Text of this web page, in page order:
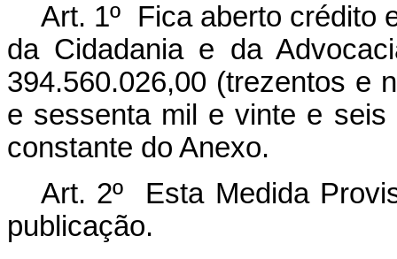
Art. 1º Fica aberto crédito
da Cidadania e da
394.560.026,00 (trezentos e
e sessenta mil e vinte e
constante do Anexo.
Art. 2º Esta Medida
publicação.